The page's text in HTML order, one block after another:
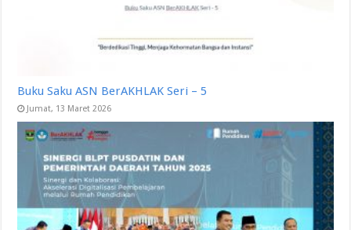
Buku Saku ASN BerAKHLAK Seri – 5
Jumat, 13 Maret 2026